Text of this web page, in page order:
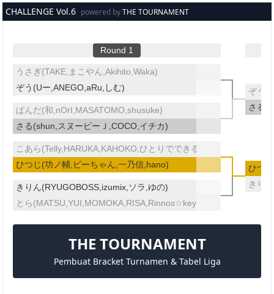
メインコンテンツへスキップ
CHALLENGE Vol.6 powered byTHE TOURNAMENT
Round 1
うさぎ(TAKE,まこやん,Akihito,Waka)
ぞう(Uー,ANEGO,aRu,しむ)
ぱんだ(和,nOrI,MASATOMO,shusuke)
さる(shun,スヌーピーＪ,COCO,イチカ)
こあら(Telly,HARUKA,KAHOKO,ひとりでできるもん)
ひつじ(功ノ輔,ビーちゃん,一乃信,hano)
きりん(RYUGOBOSS,izumix,ソラ,ゆの)
とら(MATSU,YUI,MOMOKA,RISA,Rinnos☆key)
ぞう
さる
ひつ
きり
THE TOURNAMENT
Pembuat Bracket Turnamen & Tabel Liga